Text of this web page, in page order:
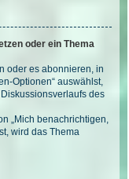
oder ein Thema
oder es abonnieren, in
Optionen“ auswählst,
des
„Mich benachrichtigen,
wird das Thema